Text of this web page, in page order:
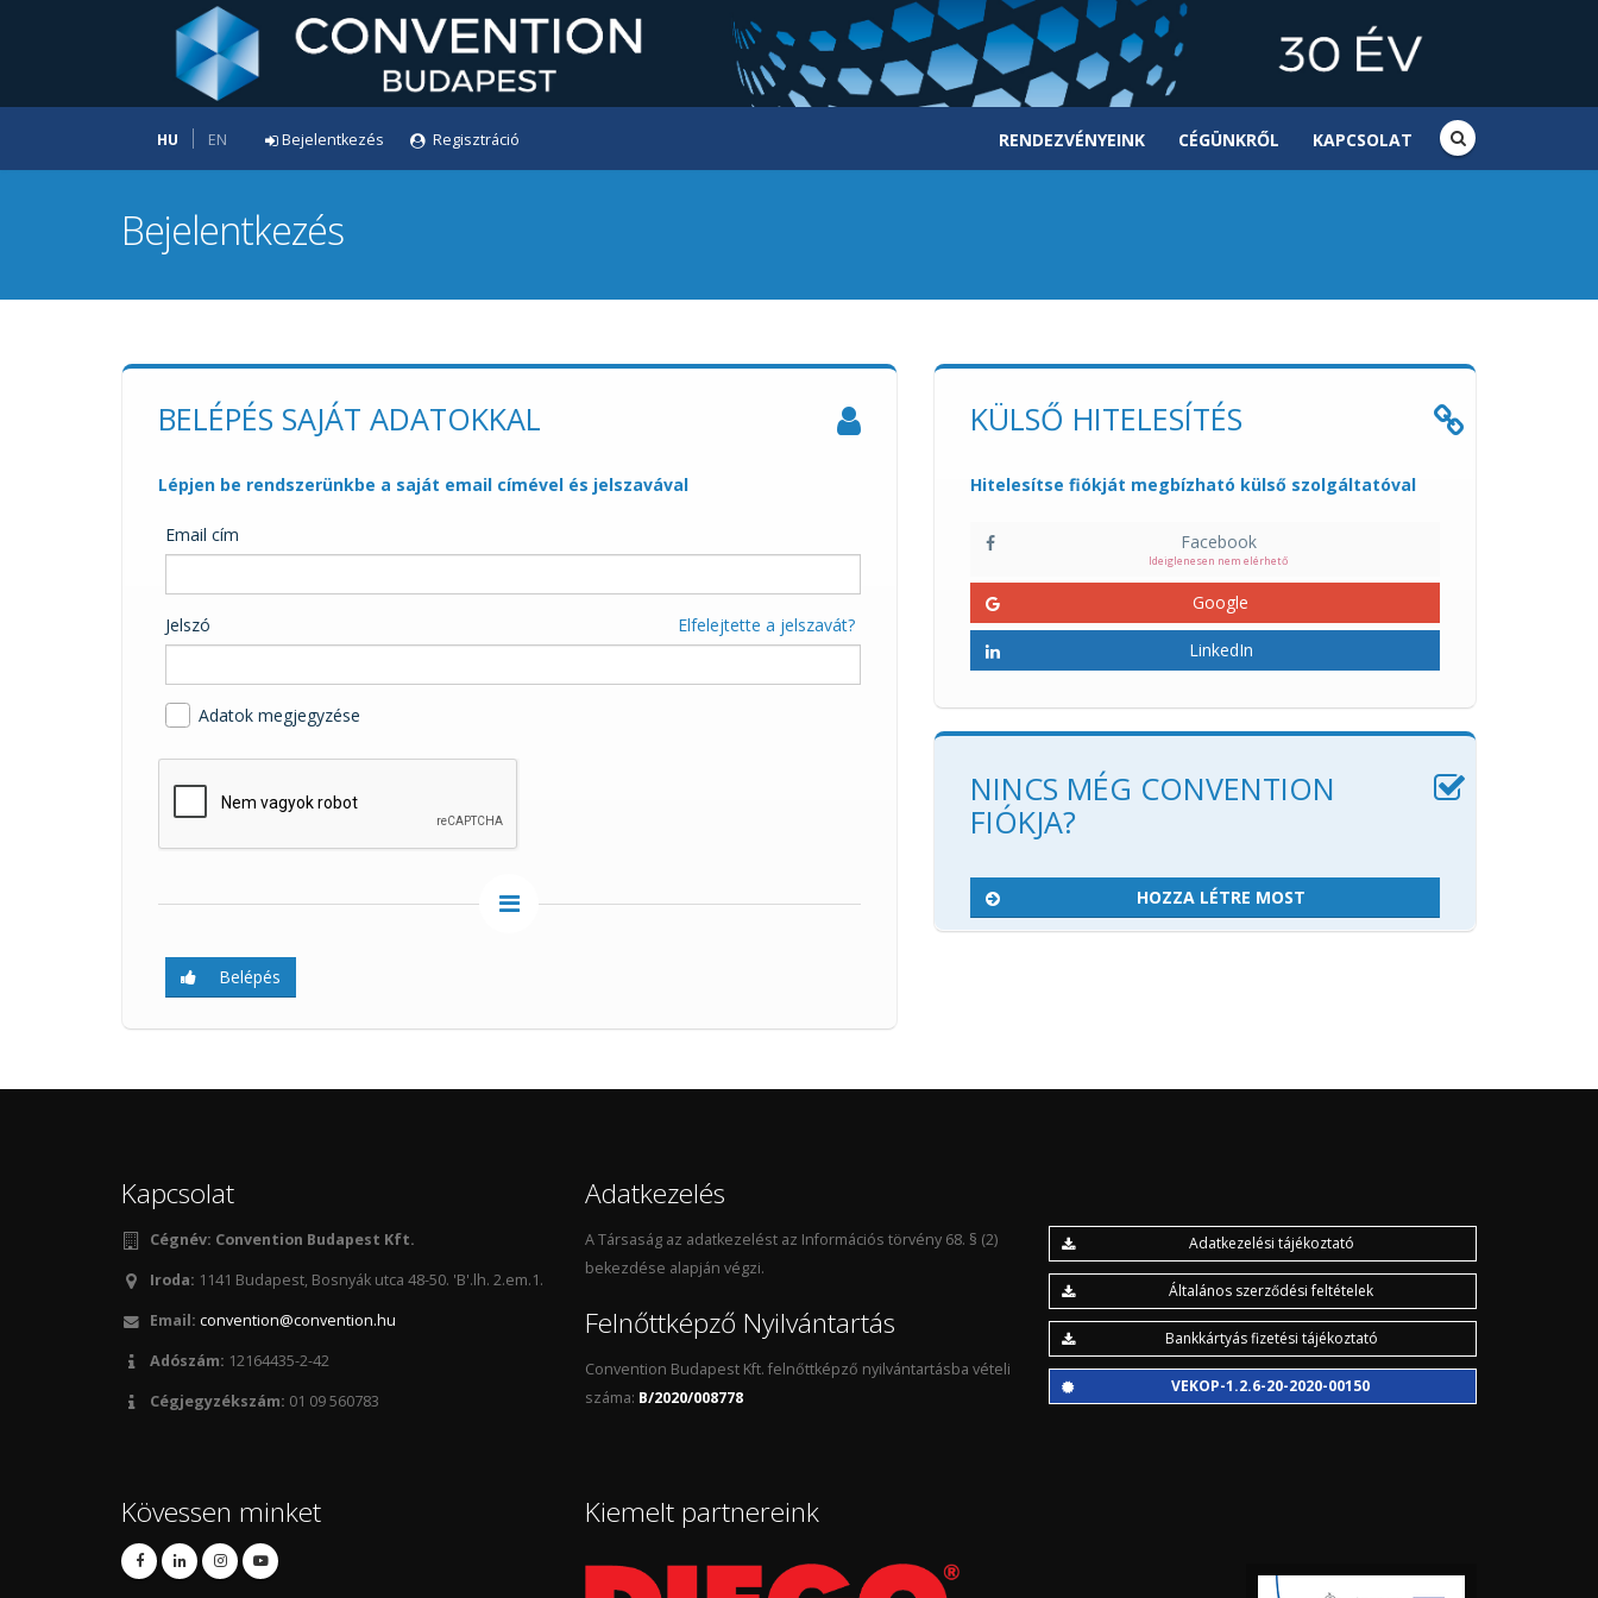
HU EN Bejelentkezés Regisztráció RENDEZVÉNYEINK CÉGÜNKRŐL KAPCSOLAT
Bejelentkezés
BELÉPÉS SAJÁT ADATOKKAL
Lépjen be rendszerünkbe a saját email címével és jelszavával
Email cím
Elfelejtette a jelszavát?
Jelszó
Adatok megjegyzése
Belépés
KÜLSŐ HITELESÍTÉS
Hitelesítse fiókját megbízható külső szolgáltatóval
Facebook
Ideiglenesen nem elérhető
Google
LinkedIn
NINCS MÉG CONVENTION
FIÓKJA?
HOZZA LÉTRE MOST
Kapcsolat
Cégnév: Convention Budapest Kft.
Iroda: 1141 Budapest, Bosnyák utca 48-50. 'B'.lh. 2.em.1.
Email: convention@convention.hu
Adószám: 12164435-2-42
Cégjegyzékszám: 01 09 560783
Adatkezelés
A Társaság az adatkezelést az Információs törvény 68. § (2)
bekezdése alapján végzi.
Felnőttképző Nyilvántartás
Convention Budapest Kft. felnőttképző nyilvántartásba vételi
száma: B/2020/008778
Adatkezelési tájékoztató
Általános szerződési feltételek
Bankkártyás fizetési tájékoztató
VEKOP-1.2.6-20-2020-00150
Kövessen minket Kiemelt partnereink